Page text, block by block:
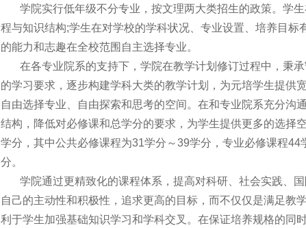
学院实行低年级不分专业，按文理两大类招生的政策。学
程与知识结构;学生在对学校的学科状况、专业设置、培养目标
的能力和志趣在全校范围自主选择专业。
在各专业院系的支持下，学院在教学计划修订过程中，秉
的学习要求，逐步构建学科大类的教学计划，为元培学生提供
自由选择专业、自由探索和思考的空间。在和专业院系充分沟
结构，降低对必修课和总学分的要求，为学生提供更多的选择
学分，其中公共必修课程为31学分～39学分，专业必修课程
分。
学院通过更精致化的课程体系，提高对科研、社会实践、
自己的主动性和积极性，追求更高的目标，而不仅仅是满足教
利于学生加强基础知识学习和学科交叉。在保证培养规格的同